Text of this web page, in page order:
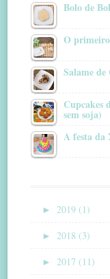
Bolo de
O primeiro
Salame de
Cupcakes
sem soja)
A festa da
► 2019 (1)
► 2018 (3)
► 2017 (11)